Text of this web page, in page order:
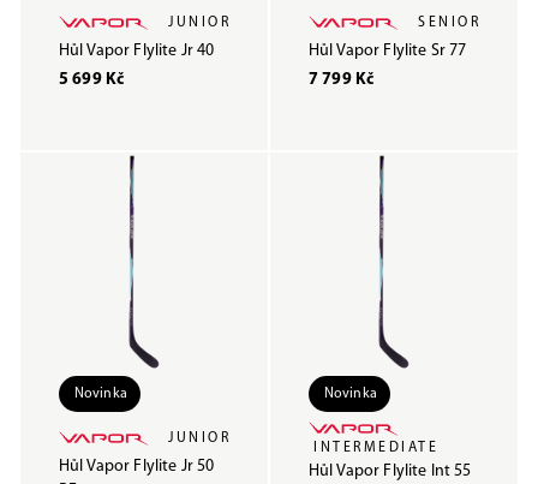
JUNIOR
Hůl Vapor Flylite Jr 40
5 699 Kč
SENIOR
Hůl Vapor Flylite Sr 77
7 799 Kč
Novinka
JUNIOR
Hůl Vapor Flylite Jr 50
Novinka
INTERMEDIATE
Hůl Vapor Flylite Int 55